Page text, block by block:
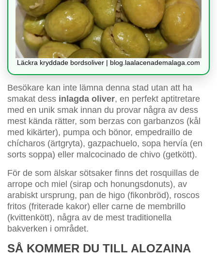
Läckra kryddade bordsoliver | blog.laalacenademalaga.com
Besökare kan inte lämna denna stad utan att ha
smakat dess inlagda oliver, en perfekt aptitretare
med en unik smak innan du provar några av dess
mest kända rätter, som berzas con garbanzos (kål
med kikärter), pumpa och bönor, empedraillo de
chícharos (ärtgryta), gazpachuelo, sopa hervía (en
sorts soppa) eller malcocinado de chivo (getkött).
För de som älskar sötsaker finns det rosquillas de
arrope och miel (sirap och honungsdonuts), av
arabiskt ursprung, pan de higo (fikonbröd), roscos
fritos (friterade kakor) eller carne de membrillo
(kvittenkött), några av de mest traditionella
bakverken i området.
SÅ KOMMER DU TILL ALOZAINA